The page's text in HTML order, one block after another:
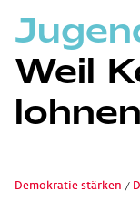
Weil
lohnen
Demokratie stärken